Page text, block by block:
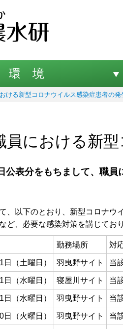
環 境
ける新型コロナウイルス感染症患者の発
員における新
公表分をもちまして、職員
、以下のとおり、新型コロナウ
ど、必要な感染対策を講じてお
勤務場所 対
（土曜日） 羽曳野サイト 当
（水曜日） 寝屋川サイト 当
（水曜日） 羽曳野サイト 当
（火曜日） 羽曳野サイト 当